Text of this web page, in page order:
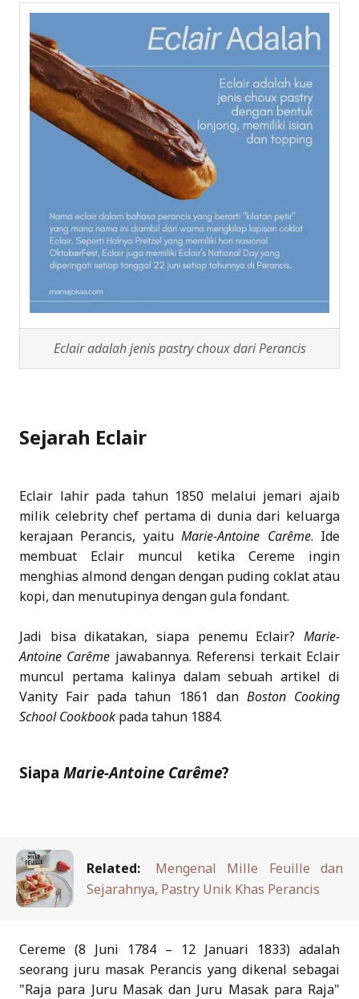
Eclair adalah jenis pastry choux dari Perancis
Sejarah Eclair
Eclair lahir pada tahun 1850 melalui jemari ajaib
milik celebrity chef pertama di dunia dari keluarga
kerajaan Perancis, yaituMarie-Antoine Carême. Ide
membuat Eclair muncul ketika Cereme ingin
menghias almond dengan dengan puding coklat atau
kopi, dan menutupinya dengan gula fondant.
Jadi bisa dikatakan, siapa penemu Eclair? Marie-
Antoine Carême jawabannya. Referensi terkait Eclair
muncul pertama kalinya dalam sebuah artikel di
Vanity Fair pada tahun 1861 dan Boston Cooking
School Cookbook pada tahun 1884.
Siapa Marie-Antoine Carême?
Related:
Mengenal Mille Feuille dan
Sejarahnya, Pastry Unik Khas Perancis
Cereme (8 Juni 1784 – 12 Januari 1833) adalah
seorang juru masak Perancis yang dikenal sebagai
"Raja para Juru Masak dan Juru Masak para Raja"